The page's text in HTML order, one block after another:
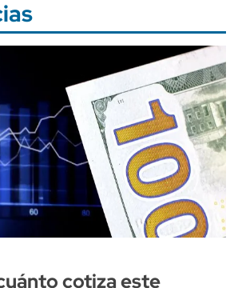
cotiza este